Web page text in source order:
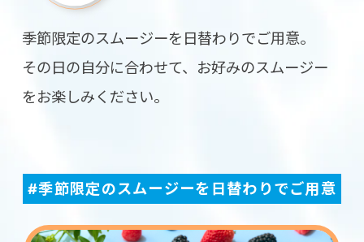
季節限定のスムージーを日替わりでご用意。
その日の自分に合わせて、お好みのスムージー
をお楽しみください。
#季節限定のスムージーを日替わりでご用意